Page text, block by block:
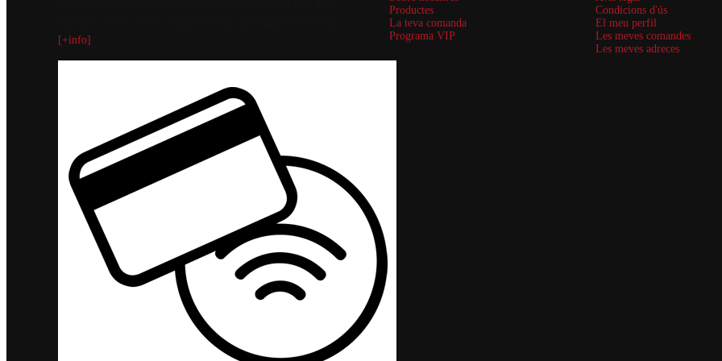
[+info]
Productes
La teva comanda
Programa VIP
Condicions d'ús
El meu perfil
Les meves comandes
Les meves adreces